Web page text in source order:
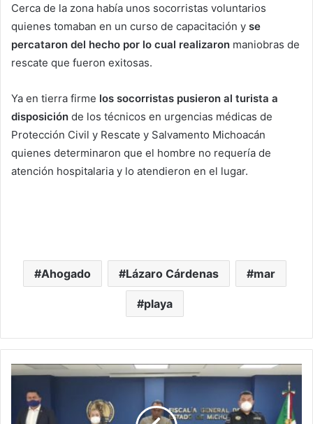
Cerca de la zona había unos socorristas voluntarios
quienes tomaban en un curso de capacitación y se
percataron del hecho por lo cual realizaron maniobras de
rescate que fueron exitosas.
Ya en tierra firme los socorristas pusieron al turista a
disposición de los técnicos en urgencias médicas de
Protección Civil y Rescate y Salvamento Michoacán
quienes determinaron que el hombre no requería de
atención hospitalaria y lo atendieron en el lugar.
Ahogado Lázaro Cárdenas mar
playa
#Michoacán
Comprendemos
Dolor